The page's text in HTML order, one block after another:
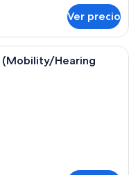
Ver precio
de hotel con dos camas,
(Mobility/Hearing